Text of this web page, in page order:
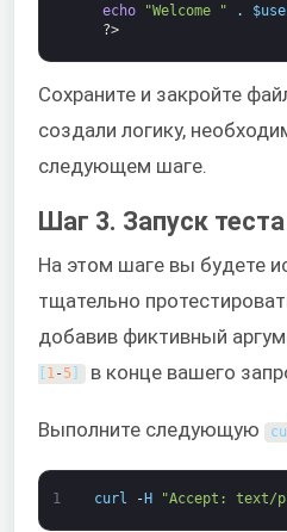
echo
"Welcome " .
?>
Сохраните и закройте
создали логику,
следующем шаге.
Шаг 3. Запуск
На этом шаге вы будете
тщательно
добавив фиктивный
1- 5 в конце вашего
Выполните следующую
1 curl -H "Accept: text/